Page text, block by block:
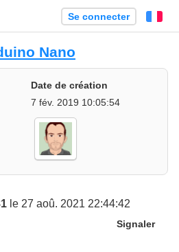
Se connecter
Nano
Date de création
7 fév. 2019 10:05:54
le 27 aoû. 2021 22:44:42
Signaler